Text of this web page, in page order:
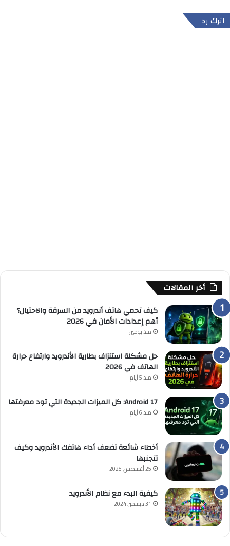
اترك رد
أخر المقالات
كيف تحمي هاتف أندرويد من السرقة والاحتيال؟
أهم إعدادات الأمان في 2026
منذ يومين
حل مشكلة استنزاف بطارية الأندرويد وارتفاع حرارة
الهاتف في 2026
منذ 5 أيام
Android 17: كل الميزات الجديدة التي تود معرفتها
منذ 6 أيام
أخطاء شائعة تضعف أداء هاتفك الأندرويد وكيف
تتجنبها
25 أغسطس, 2025
كيفية البدء مع نظام الأندرويد
31 ديسمبر, 2024